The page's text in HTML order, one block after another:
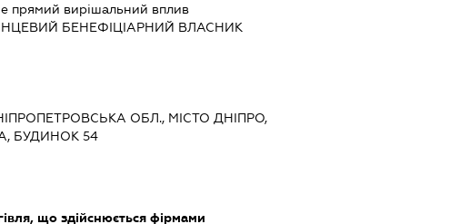
прямий вирішальний вплив
БЕНЕФІЦІАРНИЙ ВЛАСНИК
ОБЛ., МІСТО ДНІПРО,
БУДИНОК 54
що здійснюється фірмами